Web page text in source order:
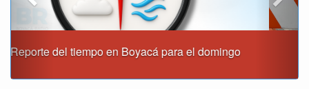
Este domingo habrá cierres viales en Tunja